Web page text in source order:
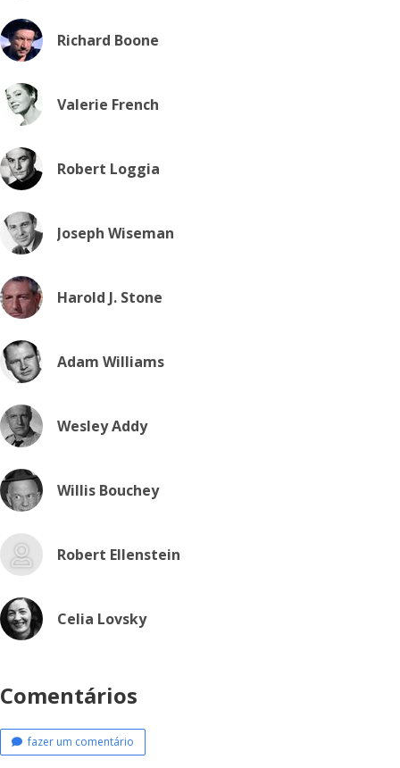
Richard Boone
Valerie French
Robert Loggia
Joseph Wiseman
Harold J. Stone
Adam Williams
Wesley Addy
Willis Bouchey
Robert Ellenstein
Celia Lovsky
Comentários
fazer um comentário